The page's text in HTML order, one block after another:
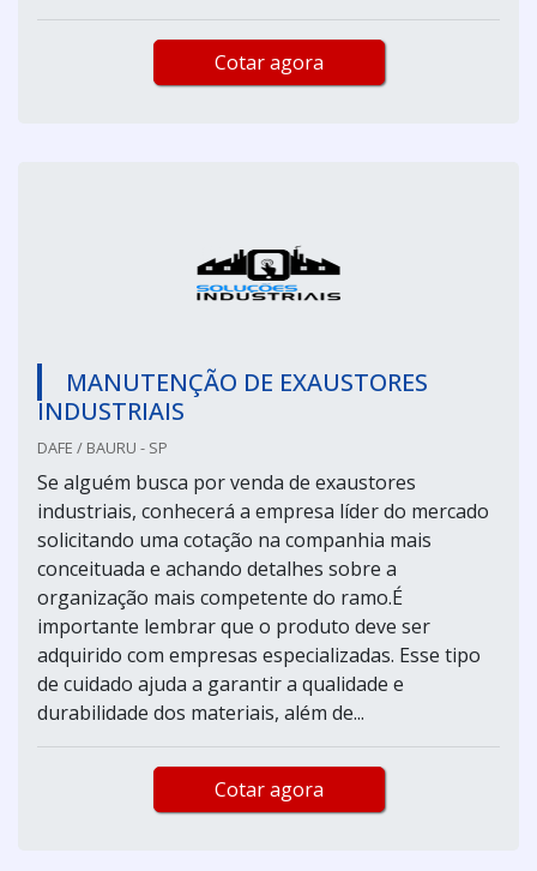
Cotar agora
MANUTENÇÃO DE EXAUSTORES
INDUSTRIAIS
DAFE / BAURU - SP
Se alguém busca por venda de exaustores
industriais, conhecerá a empresa líder do mercado
solicitando uma cotação na companhia mais
conceituada e achando detalhes sobre a
organização mais competente do ramo.É
importante lembrar que o produto deve ser
adquirido com empresas especializadas. Esse tipo
de cuidado ajuda a garantir a qualidade e
durabilidade dos materiais, além de...
Cotar agora